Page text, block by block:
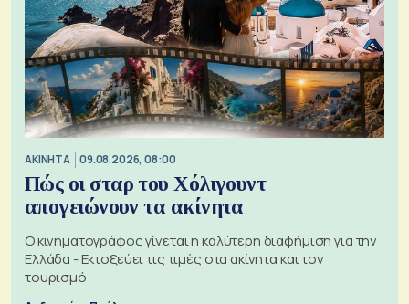
ΑΚΙΝΗΤΑ 09.08.2026, 08:00
Πώς οι σταρ του Χόλιγουντ
απογειώνουν τα ακίνητα
Ο κινηματογράφος γίνεται η καλύτερη διαφήμιση για την
Ελλάδα - Εκτοξεύει τις τιμές στα ακίνητα και τον
τουρισμό